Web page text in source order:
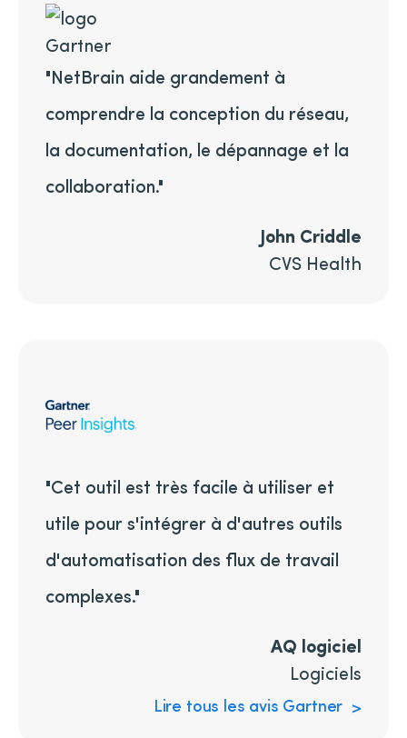
"NetBrain aide grandement à
comprendre la conception du réseau,
la documentation, le dépannage et la
collaboration."
John Criddle
CVS Health
"Cet outil est très facile à utiliser et
utile pour s'intégrer à d'autres outils
d'automatisation des flux de travail
complexes."
AQ logiciel
Logiciels
Lire tous les avis Gartner